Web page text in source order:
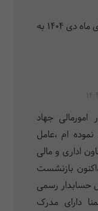
دوره مربوطه شروع شده است. برای ماه دی 1404 به
مدت ۳۴سال در امورمالی جهاد
ام ،عامل
اداری و مالی
بازنشست
حسابدار رسمی
دارای مدرک